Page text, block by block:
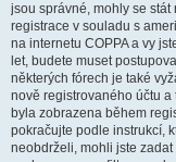
jsou správné, mohly se
registrace v souladu s
na internetu COPPA a vy
let, budete muset
některých fórech je také
nově registrovaného účtu a
byla zobrazena během
pokračujte podle instrukcí,
neobdrželi, mohli jste